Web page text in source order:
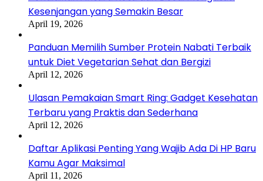
Kesenjangan yang Semakin Besar
April 19, 2026
Panduan Memilih Sumber Protein Nabati Terbaik
untuk Diet Vegetarian Sehat dan Bergizi
April 12, 2026
Ulasan Pemakaian Smart Ring: Gadget Kesehatan
Terbaru yang Praktis dan Sederhana
April 12, 2026
Daftar Aplikasi Penting Yang Wajib Ada Di HP Baru
Kamu Agar Maksimal
April 11, 2026